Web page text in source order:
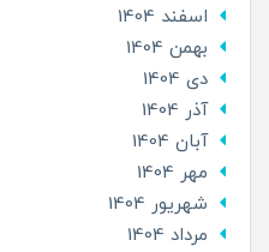
اسفند 1404
بهمن 1404
دی 1404
آذر 1404
آبان 1404
مهر 1404
شهریور 1404
مرداد 1404